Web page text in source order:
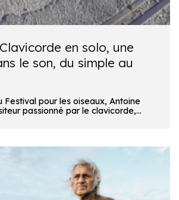
en solo, une
le son, du simple au
Festival pour les oiseaux, Antoine
passionné par le clavicorde,...